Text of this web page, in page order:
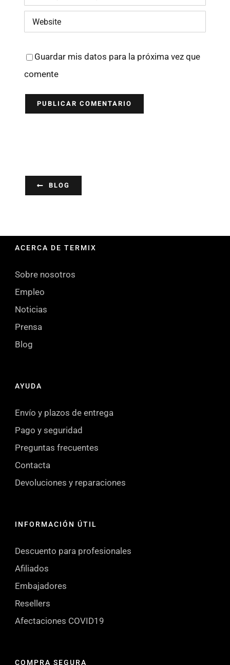
Guardar mis datos para la próxima vez que
comente
BLOG
ACERCA DE TERMIX
Sobre nosotros
Empleo
Noticias
Prensa
Blog
AYUDA
Envío y plazos de entrega
Pago y seguridad
Preguntas frecuentes
Contacta
Devoluciones y reparaciones
INFORMACIÓN ÚTIL
Descuento para profesionales
Afiliados
Embajadores
Resellers
Afectaciones COVID19
COMPRA SEGURA